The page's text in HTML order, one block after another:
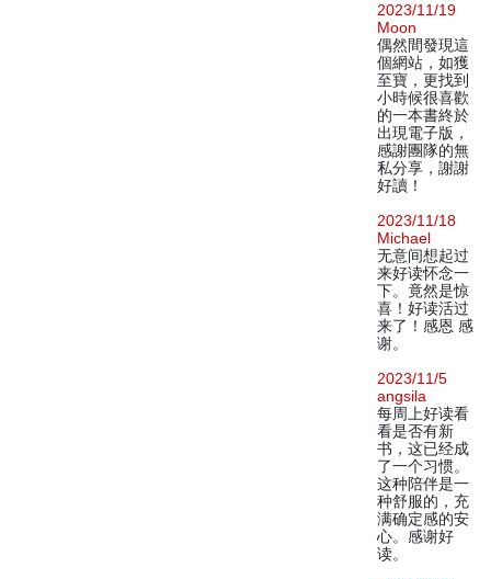
2023/11/19
Moon
偶然間發現這
個網站，如獲
至寶，更找到
小時候很喜歡
的一本書終於
出現電子版，
感謝團隊的無
私分享，謝謝
好讀！
2023/11/18
Michael
无意间想起过
来好读怀念一
下。竟然是惊
喜！好读活过
来了！感恩 感
谢。
2023/11/5
angsila
每周上好读看
看是否有新
书，这已经成
了一个习惯。
这种陪伴是一
种舒服的，充
满确定感的安
心。感谢好
读。